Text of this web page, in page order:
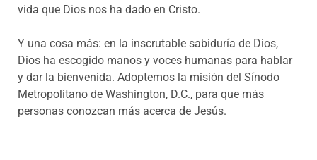
vida que Dios nos ha dado en Cristo.
Y una cosa más: en la inscrutable sabiduría de Dios,
Dios ha escogido manos y voces humanas para hablar
y dar la bienvenida. Adoptemos la misión del Sínodo
Metropolitano de Washington, D.C., para que más
personas conozcan más acerca de Jesús.